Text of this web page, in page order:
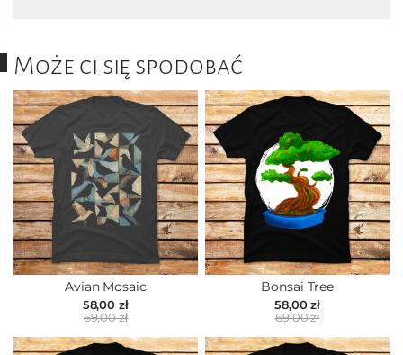
Może ci się spodobać
Avian Mosaic
58,00 zł
69,00 zł
Bonsai Tree
58,00 zł
69,00 zł